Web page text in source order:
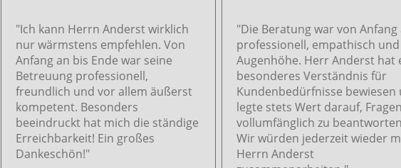
"Ich kann Herrn Anderst wirklich
nur wärmstens empfehlen. Von
Anfang an bis Ende war seine
Betreuung professionell,
freundlich und vor allem äußerst
kompetent. Besonders
beeindruckt hat mich die ständige
Erreichbarkeit! Ein großes
Dankeschön!"
"Die Beratung war von Anfang
professionell, empathisch
Augenhöhe. Herr Anderst hat
besonderes Verständnis für
Kundenbedürfnisse bewiesen
legte stets Wert darauf, Fragen
vollumfänglich zu
Wir würden jederzeit wieder
Herrn Anderst